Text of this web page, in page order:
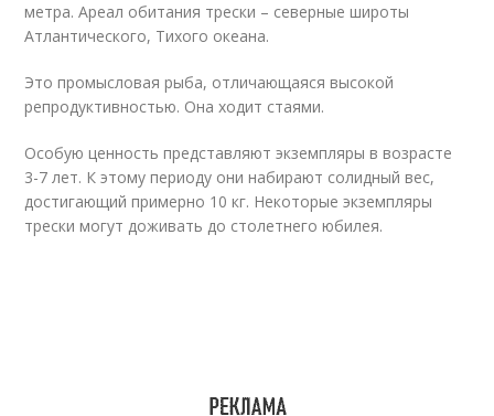
метра. Ареал обитания трески – северные широты
Атлантического, Тихого океана.
Это промысловая рыба, отличающаяся высокой
репродуктивностью. Она ходит стаями.
Особую ценность представляют экземпляры в возрасте
3-7 лет. К этому периоду они набирают солидный вес,
достигающий примерно 10 кг. Некоторые экземпляры
трески могут доживать до столетнего юбилея.